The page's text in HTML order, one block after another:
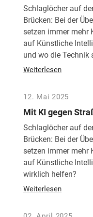
Schlaglöcher auf
Brücken: Bei der
setzen immer mehr
auf Künstliche
und wo die Technik
Weiterlesen
12. Mai 2025
Mit KI gegen
Schlaglöcher auf
Brücken: Bei der
setzen immer mehr
auf Künstliche
wirklich helfen?
Weiterlesen